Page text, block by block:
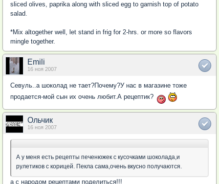
sliced olives, paprika along with sliced egg to garnish top of potato
salad.
*Mix altogether well, let stand in frig for 2-hrs. or more so flavors
mingle together.
Emili
16 ноя 2007
Севуль..а шоколад не тает?Почему?У нас в магазине тоже
продается-мой сын их очень любит.А рецептик?
Ольчик
16 ноя 2007
А у меня есть рецепты печенюжек с кусочками шоколада,и
рулетиков с корицей. Пекла сама,очень вкусно получаются.
а с народом рецептами поделиться!!!